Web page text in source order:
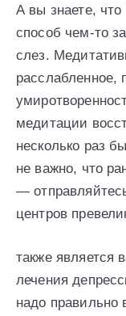
А вы знаете,
способ чем-то
слез.
расслабленное,
медитации
несколько раз
не важно, что
—
центров
также является
лечения
надо правильно